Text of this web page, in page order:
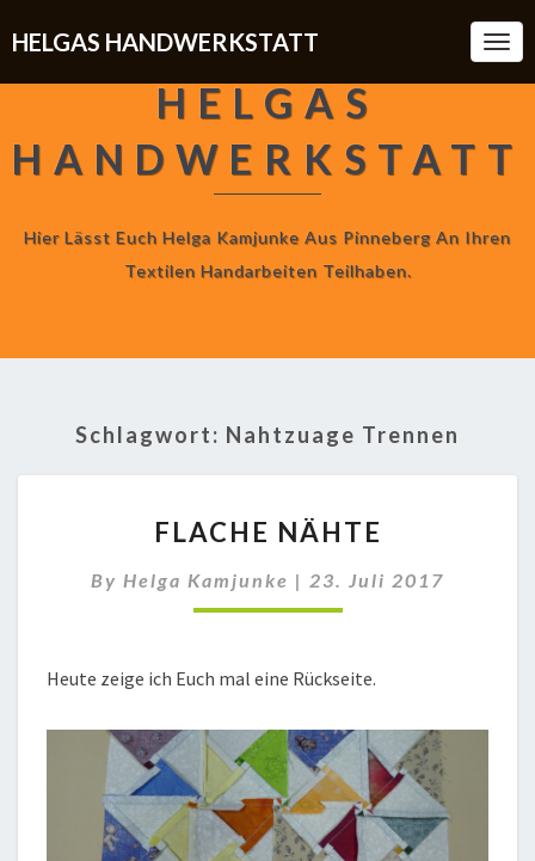
HELGAS HANDWERKSTATT
HELGAS
HANDWERKSTATT
Hier Lässt Euch Helga Kamjunke Aus Pinneberg An Ihren
Textilen Handarbeiten Teilhaben.
Schlagwort: Nahtzuage Trennen
NÄHTE
FLACHE NÄHTE
By Helga Kamjunke | 23. Juli 2017
Heute zeige ich Euch mal eine Rückseite.